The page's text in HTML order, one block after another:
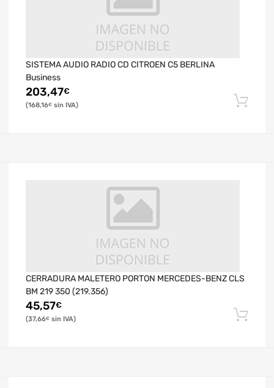
SISTEMA AUDIO RADIO CD CITROEN C5 BERLINA
Business
203,47€
168,16€
CERRADURA MALETERO PORTON MERCEDES-BENZ CLS
BM 219 350 (219.356)
45,57€
37,66€